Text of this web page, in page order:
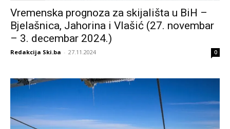
Vremenska prognoza za skijališta u BiH –
Bjelašnica, Jahorina i Vlašić (27. novembar
– 3. decembar 2024.)
Redakcija Ski.ba - 27.11.2024 0